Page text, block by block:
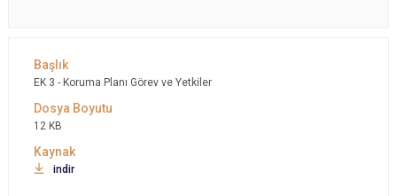
EK 3 - Koruma Planı Görev ve Yetkiler
12 KB
indir